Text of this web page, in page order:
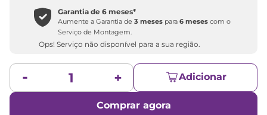
Garantia de6 meses*
Aumente a Garantia de3 meses para6 meses com o
Serviço de Montagem.
Ops! Serviço não disponível para a sua região.
Adicionar
Comprar agora